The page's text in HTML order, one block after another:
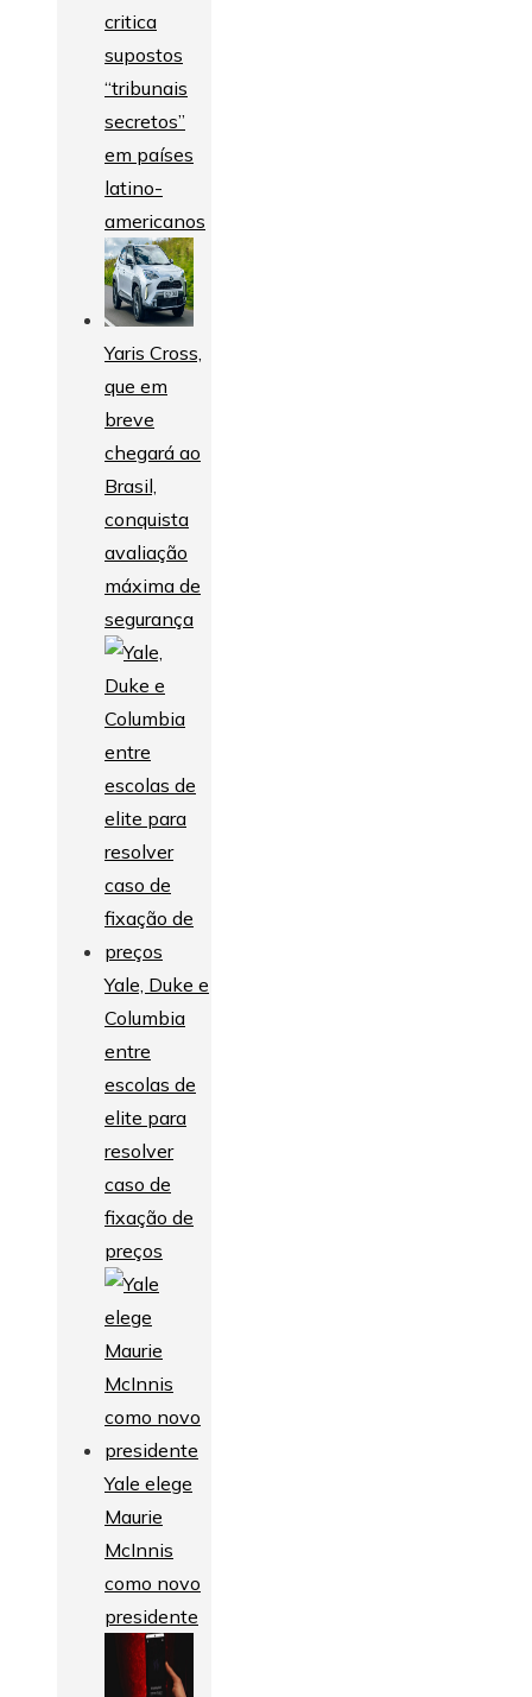
critica
supostos
“tribunais
secretos”
em países
latino-
americanos
Yaris Cross,
que em
breve
chegará ao
Brasil,
conquista
avaliação
máxima de
segurança
Yale, Duke e
Columbia
entre
escolas de
elite para
resolver
caso de
fixação de
preços
Yale elege
Maurie
McInnis
como novo
presidente